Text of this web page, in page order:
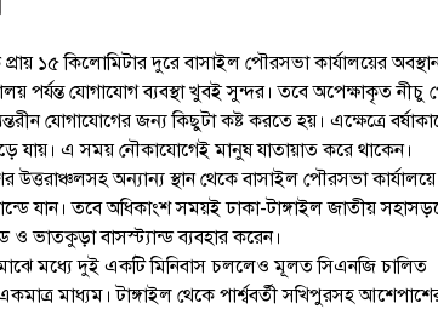
১৫ কিলোমিটার দুরে বাসাইল পৌরসভা কার্যালয়ের
পর্যন্ত যোগাযোগ ব্যবস্থা খুবই সুন্দর। তবে অপেক্ষাকৃত নীচু
যোগাযোগের জন্য কিছুটা কষ্ট করতে হয়। এক্ষেত্রে
যায়। এ সময় নৌকাযোগেই মানুষ যাতায়াত করে থাকেন।
উত্তরাঞ্চলসহ অন্যান্য স্থান থেকে বাসাইল পৌরসভা
যান। তবে অধিকাংশ সময়ই ঢাকা-টাঙ্গাইল জাতীয়
ও ভাতকুড়া বাসস্ট্যান্ড ব্যবহার করেন।
মধ্যে দুই একটি মিনিবাস চললেও মূলত সিএনজি চালিত
মাধ্যম। টাঙ্গাইল থেকে পার্শ্ববর্তী সখিপুরসহ